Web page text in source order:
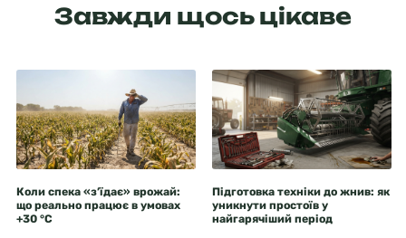
Завжди щось цікаве
Коли спека «з’їдає» врожай:
що реально працює в умовах
+30 °C
Підготовка техніки до жнив: як
уникнути простоїв у
найгарячіший період